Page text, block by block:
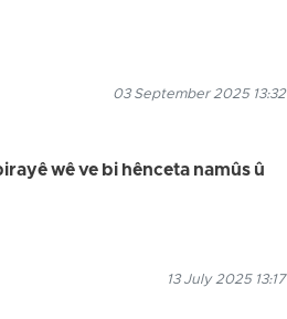
03 September 2025 13:32
wê ve bi hênceta namûs û
13 July 2025 13:17